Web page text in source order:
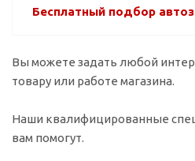
Бесплатный подбор
Вы можете задать любой
товару или работе магазина.
Наши квалифицированные
вам помогут.